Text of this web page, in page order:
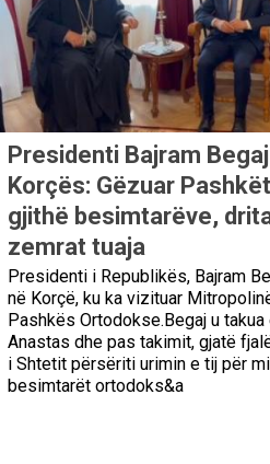
Presidenti Bajram
Korçës: Gëzuar
gjithë besimtarëve,
zemrat tuaja
Presidenti i Republikës, Bajram
në Korçë, ku ka vizituar
Pashkës Ortodokse.Begaj u
Anastas dhe pas takimit, gjatë
i Shtetit përsëriti urimin e tij për
besimtarët ortodoks&a